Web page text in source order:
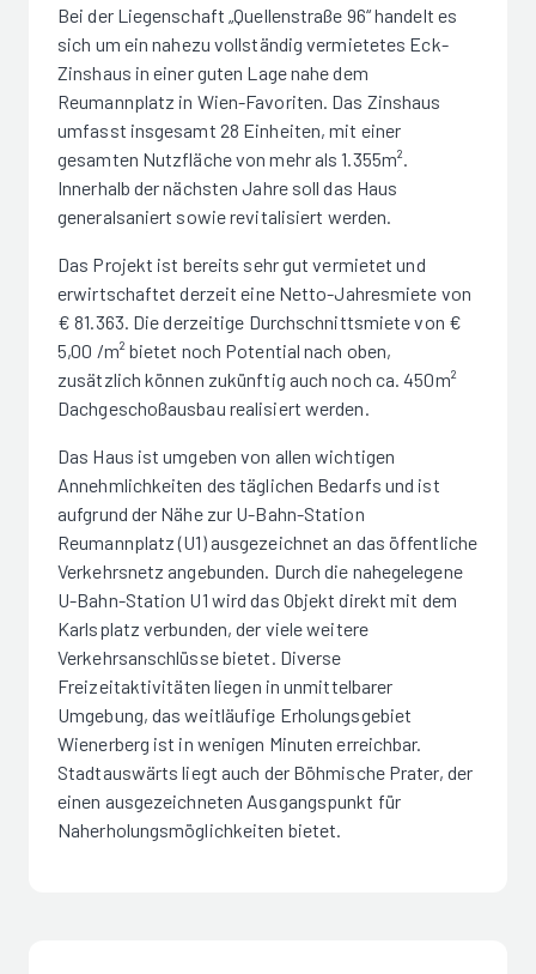
Bei der Liegenschaft „Quellenstraße 96“ handelt es
sich um ein nahezu vollständig vermietetes Eck-
Zinshaus in einer guten Lage nahe dem
Reumannplatz in Wien-Favoriten. Das Zinshaus
umfasst insgesamt 28 Einheiten, mit einer
gesamten Nutzfläche von mehr als 1.355m².
Innerhalb der nächsten Jahre soll das Haus
generalsaniert sowie revitalisiert werden.
Das Projekt ist bereits sehr gut vermietet und
erwirtschaftet derzeit eine Netto-Jahresmiete von
€ 81.363. Die derzeitige Durchschnittsmiete von €
5,00 /m² bietet noch Potential nach oben,
zusätzlich können zukünftig auch noch ca. 450m²
Dachgeschoßausbau realisiert werden.
Das Haus ist umgeben von allen wichtigen
Annehmlichkeiten des täglichen Bedarfs und ist
aufgrund der Nähe zur U-Bahn-Station
Reumannplatz (U1) ausgezeichnet an das öffentliche
Verkehrsnetz angebunden. Durch die nahegelegene
U-Bahn-Station U1 wird das Objekt direkt mit dem
Karlsplatz verbunden, der viele weitere
Verkehrsanschlüsse bietet. Diverse
Freizeitaktivitäten liegen in unmittelbarer
Umgebung, das weitläufige Erholungsgebiet
Wienerberg ist in wenigen Minuten erreichbar.
Stadtauswärts liegt auch der Böhmische Prater, der
einen ausgezeichneten Ausgangspunkt für
Naherholungsmöglichkeiten bietet.